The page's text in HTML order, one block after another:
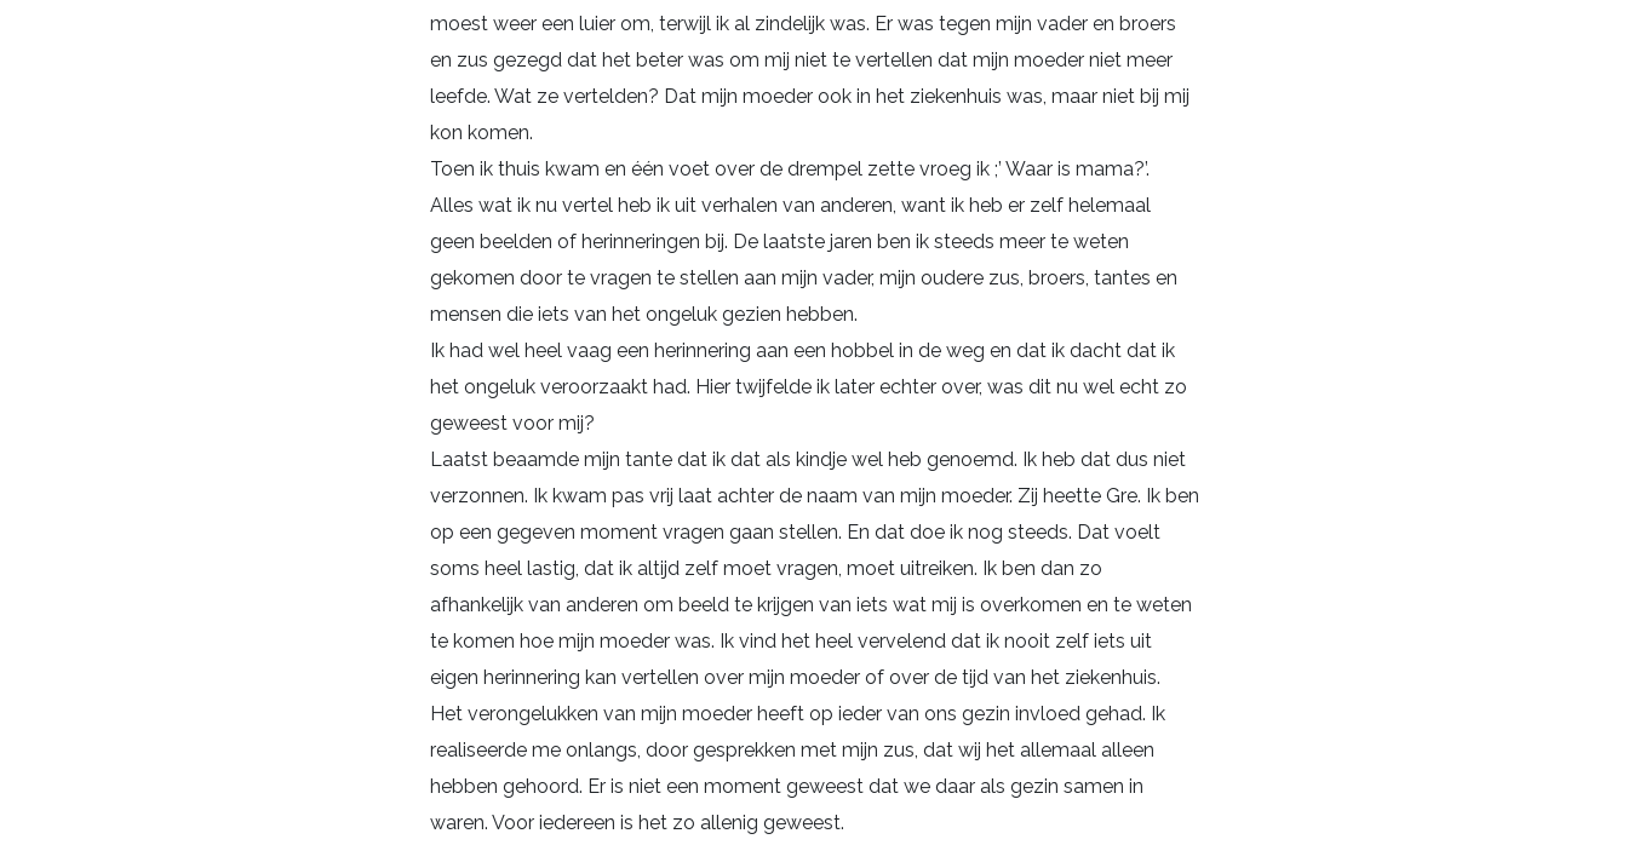
moest weer een luier om, terwijl ik al zindelijk was. Er was tegen mijn vader en broers
en zus gezegd dat het beter was om mij niet te vertellen dat mijn moeder niet meer
leefde. Wat ze vertelden? Dat mijn moeder ook in het ziekenhuis was, maar niet bij mij
kon komen.
Toen ik thuis kwam en één voet over de drempel zette vroeg ik ;’ Waar is mama?’.
Alles wat ik nu vertel heb ik uit verhalen van anderen, want ik heb er zelf helemaal
geen beelden of herinneringen bij. De laatste jaren ben ik steeds meer te weten
gekomen door te vragen te stellen aan mijn vader, mijn oudere zus, broers, tantes en
mensen die iets van het ongeluk gezien hebben.
Ik had wel heel vaag een herinnering aan een hobbel in de weg en dat ik dacht dat ik
het ongeluk veroorzaakt had. Hier twijfelde ik later echter over, was dit nu wel echt zo
geweest voor mij?
Laatst beaamde mijn tante dat ik dat als kindje wel heb genoemd. Ik heb dat dus niet
verzonnen. Ik kwam pas vrij laat achter de naam van mijn moeder. Zij heette Gre. Ik ben
op een gegeven moment vragen gaan stellen. En dat doe ik nog steeds. Dat voelt
soms heel lastig, dat ik altijd zelf moet vragen, moet uitreiken. Ik ben dan zo
afhankelijk van anderen om beeld te krijgen van iets wat mij is overkomen en te weten
te komen hoe mijn moeder was. Ik vind het heel vervelend dat ik nooit zelf iets uit
eigen herinnering kan vertellen over mijn moeder of over de tijd van het ziekenhuis.
Het verongelukken van mijn moeder heeft op ieder van ons gezin invloed gehad. Ik
realiseerde me onlangs, door gesprekken met mijn zus, dat wij het allemaal alleen
hebben gehoord. Er is niet een moment geweest dat we daar als gezin samen in
waren. Voor iedereen is het zo allenig geweest.